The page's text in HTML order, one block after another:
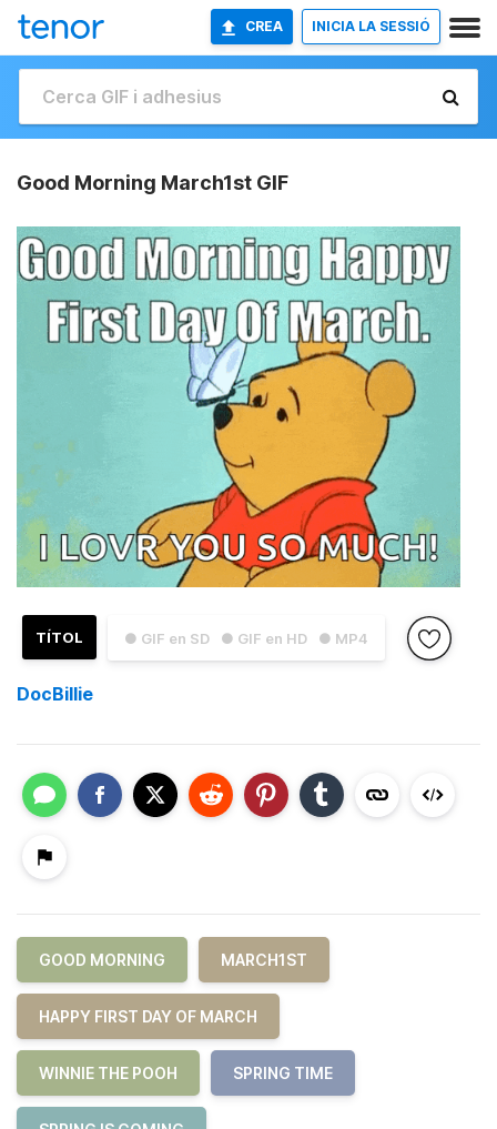
CREA INICIA LA SESSIÓ
Good Morning March1st GIF
● GIF en SD ● GIF en HD ● MP4
TÍTOL
DocBillie
GOOD MORNING MARCH1ST
HAPPY FIRST DAY OF MARCH
WINNIE THE POOH SPRING TIME